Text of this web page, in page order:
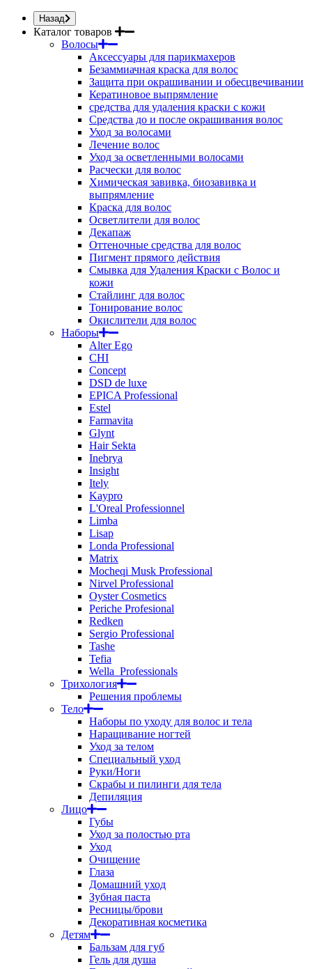
Назад
Каталог товаров
Волосы
Аксессуары для парикмахеров
Безаммиачная краска для волос
Защита при окрашивании и обесцвечивании
Кератиновое выпрямление
средства для удаления краски с кожи
Средства до и после окрашивания волос
Уход за волосами
Лечение волос
Уход за осветленными волосами
Расчески для волос
Химическая завивка, биозавивка и
выпрямление
Краска для волос
Осветлители для волос
Декапаж
Оттеночные средства для волос
Пигмент прямого действия
Смывка для Удаления Краски с Волос и
кожи
Стайлинг для волос
Тонирование волос
Окислители для волос
Наборы
Alter Ego
CHI
Concept
DSD de luxe
EPICA Professional
Estel
Farmavita
Glynt
Hair Sekta
Inebrya
Insight
Itely
Kaypro
L'Oreal Professionnel
Limba
Lisap
Londa Professional
Matrix
Mocheqi Musk Professional
Nirvel Professional
Oyster Cosmetics
Periche Profesional
Redken
Sergio Professional
Tashe
Tefia
Wella_Professionals
Трихология
Решения проблемы
Тело
Наборы по уходу для волос и тела
Наращивание ногтей
Уход за телом
Специальный уход
Руки/Ноги
Скрабы и пилинги для тела
Депиляция
Лицо
Губы
Уход за полостью рта
Уход
Очищение
Глаза
Домашний уход
Зубная паста
Ресницы/брови
Декоративная косметика
Детям
Бальзам для губ
Гель для душа